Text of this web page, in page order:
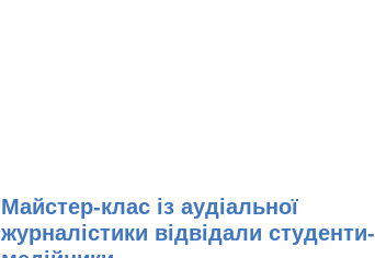
Майстер-клас із аудіальної
журналістики відвідали студенти-